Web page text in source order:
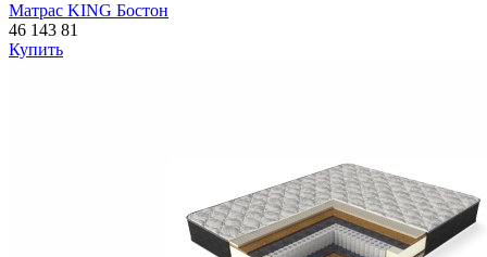
Матрас KING Бостон
46 143 81
Купить